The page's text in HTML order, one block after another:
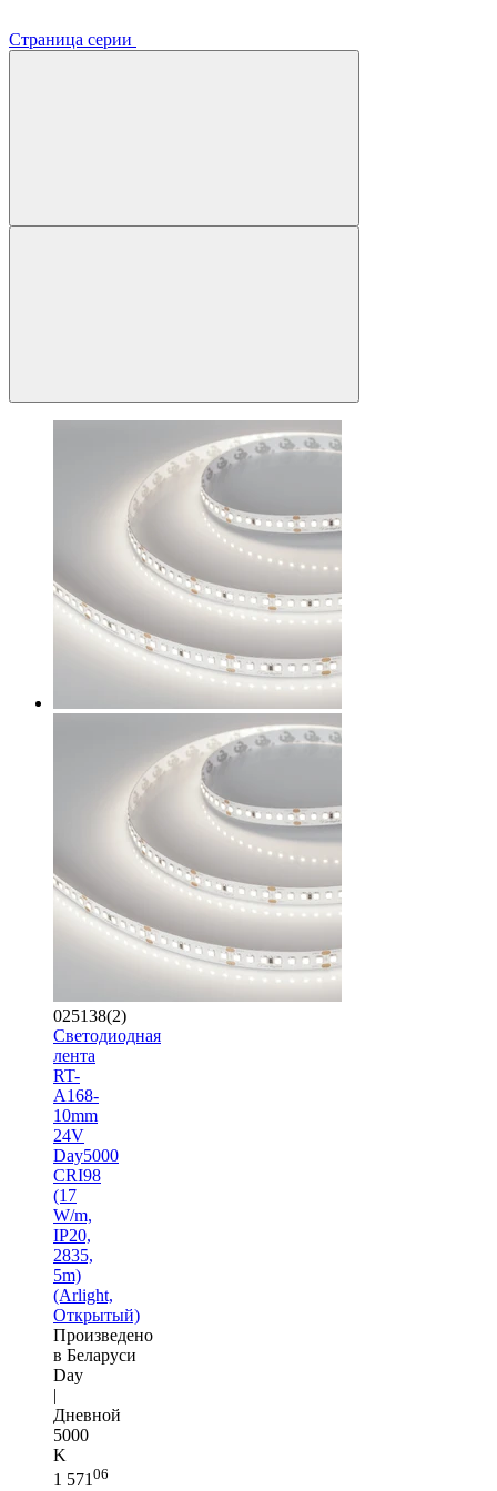
Страница серии
025138(2)
Светодиодная
лента
RT-
A168-
10mm
24V
Day5000
CRI98
(17
W/m,
IP20,
2835,
5m)
(Arlight,
Открытый)
Произведено
в Беларуси
Day
|
Дневной
5000
K
1 571 06